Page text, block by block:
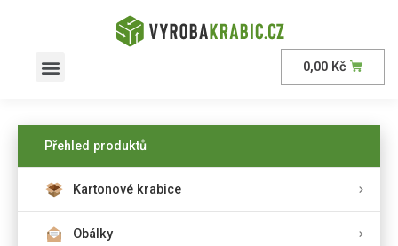
0,00 Kč
Přehled produktů
Kartonové krabice
Obálky